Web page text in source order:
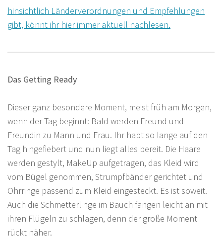
hinsichtlich Länderverordnungen und Empfehlungen
gibt, könnt ihr hier immer aktuell nachlesen.
Das Getting Ready
Dieser ganz besondere Moment, meist früh am Morgen,
wenn der Tag beginnt: Bald werden Freund und
Freundin zu Mann und Frau. Ihr habt so lange auf den
Tag hingefiebert und nun liegt alles bereit. Die Haare
werden gestylt, MakeUp aufgetragen, das Kleid wird
vom Bügel genommen, Strumpfbänder gerichtet und
Ohrringe passend zum Kleid eingesteckt. Es ist soweit.
Auch die Schmetterlinge im Bauch fangen leicht an mit
ihren Flügeln zu schlagen, denn der große Moment
rückt näher.